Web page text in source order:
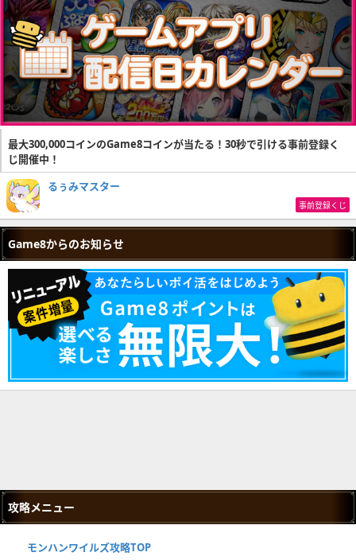
最大300,000コインのGame8コインが当たる！30秒で引ける事前登録く
じ開催中！
るぅみマスター
事前登録くじ
Game8からのお知らせ
攻略メニュー
モンハンワイルズ攻略TOP